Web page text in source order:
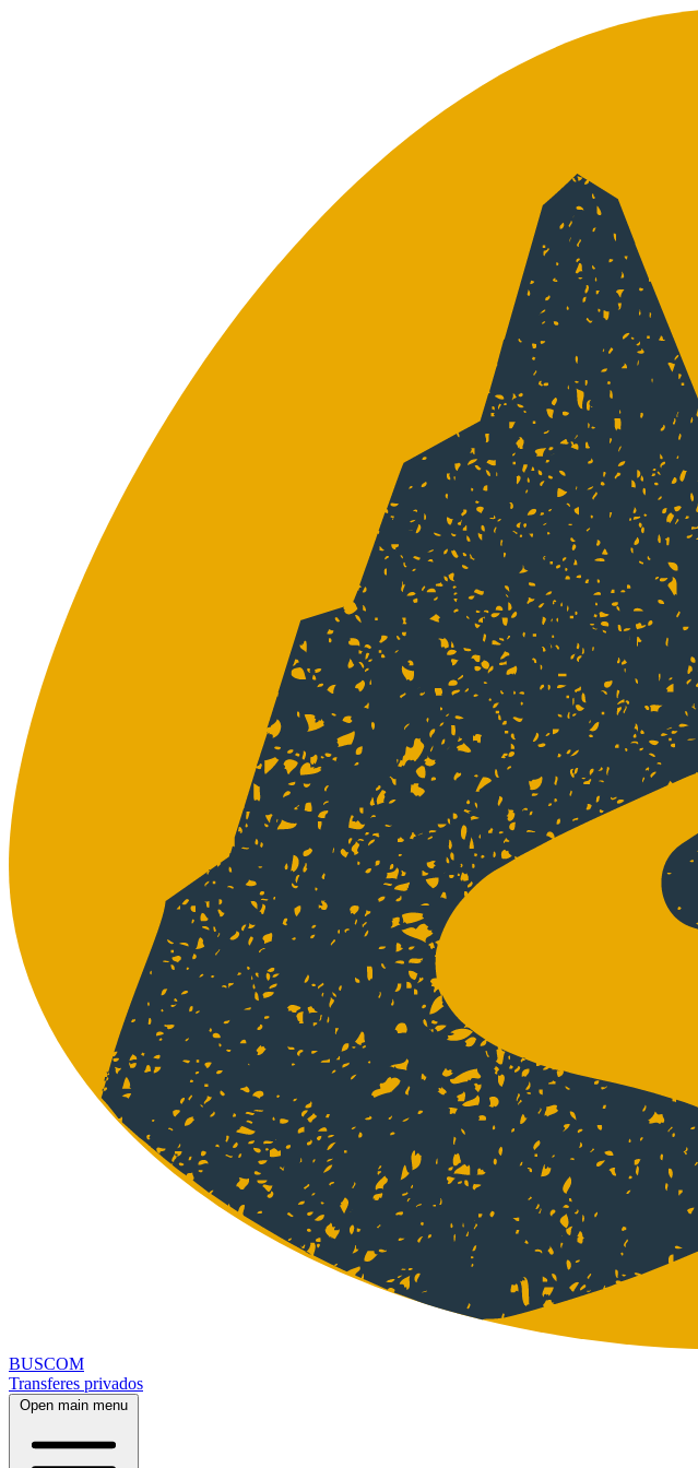
BUSCOM
Transferes privados
Open main menu